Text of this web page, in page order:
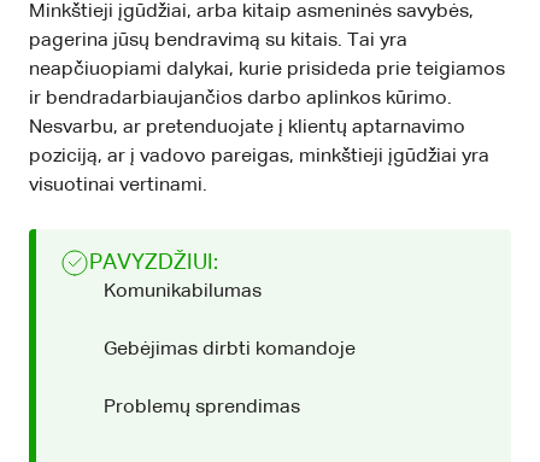
Minkštieji įgūdžiai, arba kitaip asmeninės savybės,
pagerina jūsų bendravimą su kitais. Tai yra
neapčiuopiami dalykai, kurie prisideda prie teigiamos
ir bendradarbiaujančios darbo aplinkos kūrimo.
Nesvarbu, ar pretenduojate į klientų aptarnavimo
poziciją, ar į vadovo pareigas, minkštieji įgūdžiai yra
visuotinai vertinami.
PAVYZDŽIUI:
Komunikabilumas
Gebėjimas dirbti komandoje
Problemų sprendimas